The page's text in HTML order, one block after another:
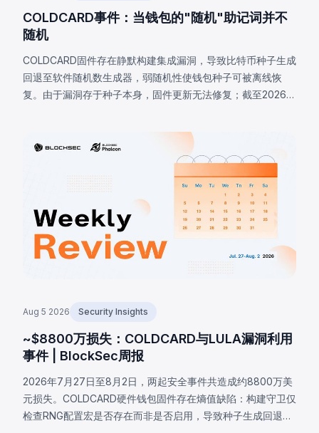
COLDCARD事件：当钱包的"随机"助记词并不
随机
COLDCARD固件存在静默构建集成漏洞，导致比特币种子生成
回退至软件随机数生成器，弱随机性使钱包种子可被离线恢
复。由于漏洞存于种子本身，固件更新无法修复；截至2026年
Aug 5 2026 Security Insights
~$8800万损失：COLDCARD与LULA漏洞利用
事件 | BlockSec周报
2026年7月27日至8月2日，两起安全事件共造成约8800万美
元损失。COLDCARD硬件钱包固件存在熵值缺陷：构建守卫仅
检查RNG配置宏是否存在而非是否启用，导致种子生成回退至